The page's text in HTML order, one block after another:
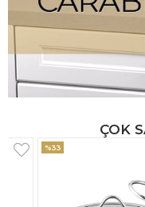
ÇOK
%25